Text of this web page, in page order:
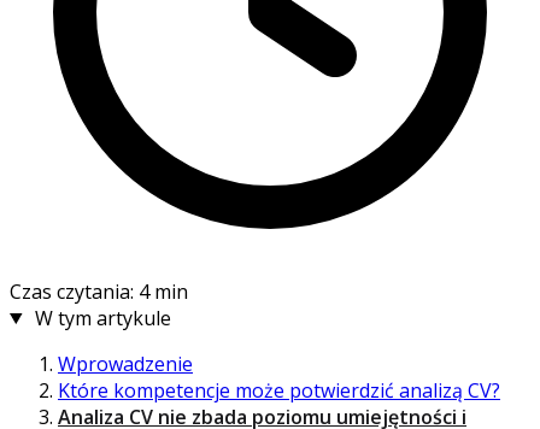
Czas czytania: 4 min
W tym artykule
Wprowadzenie
Które kompetencje może potwierdzić analizą CV?
Analiza CV nie zbada poziomu umiejętności i